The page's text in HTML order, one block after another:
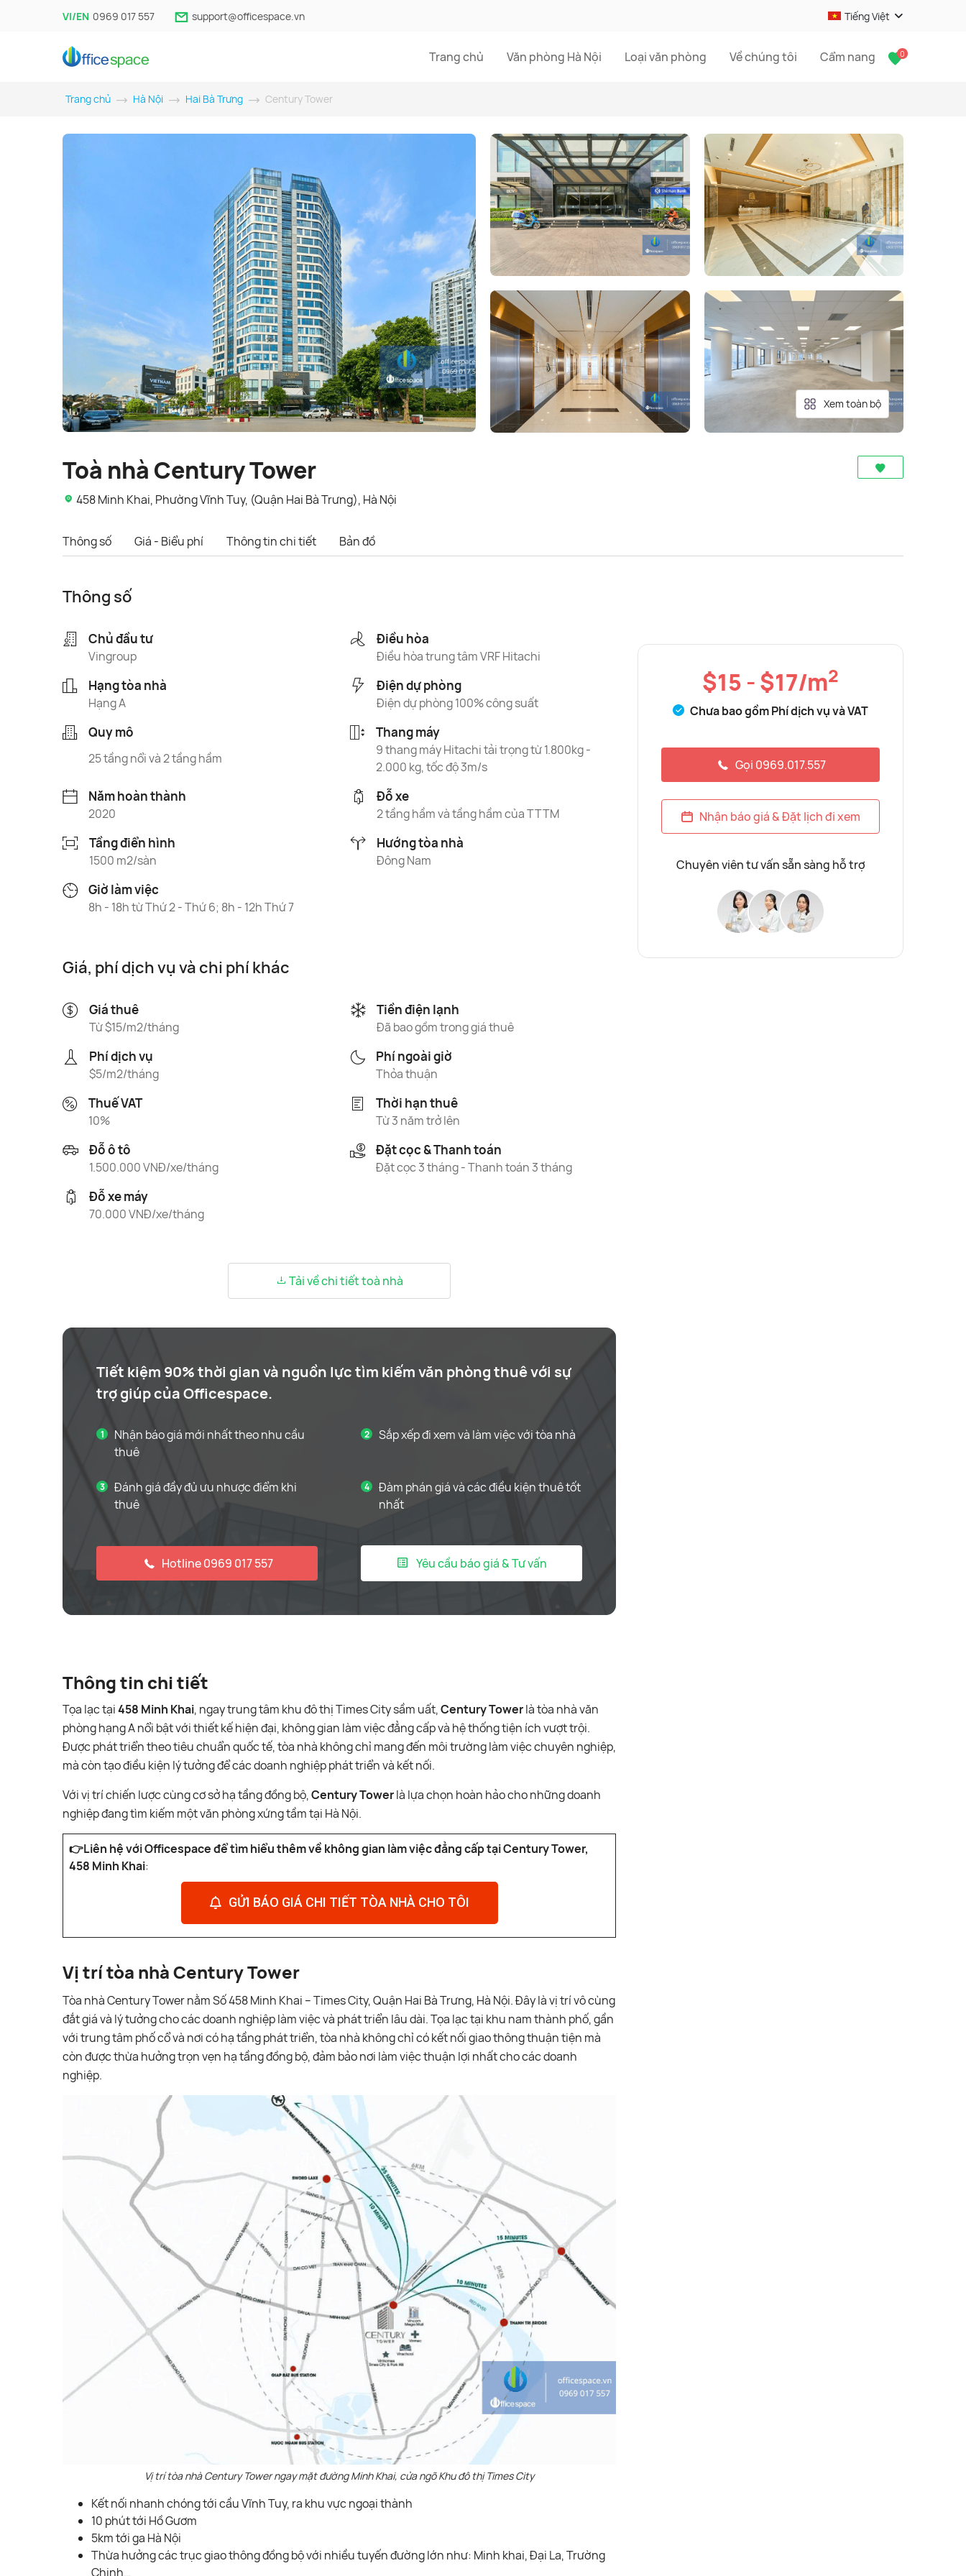
VI/EN 0969 017 557 support@officespace.vn Tiếng Việt
Trang chủ Văn phòng Hà Nội Loại văn phòng Về chúng tôi Cẩm nang 0
Trang chủ Hà Nội Hai Bà Trưng Century Tower
Xem toàn bộ
Toà nhà Century Tower
458 Minh Khai, Phường Vĩnh Tuy, (Quận Hai Bà Trưng), Hà Nội
Thông số Giá - Biểu phí Thông tin chi tiết Bản đồ
Thông số
Chủ đầu tư
Vingroup
Điều hòa
Điều hòa trung tâm VRF Hitachi
Hạng tòa nhà
Hạng A
Điện dự phòng
Điện dự phòng 100% công suất
Quy mô
25 tầng nổi và 2 tầng hầm
Thang máy
9 thang máy Hitachi tải trọng từ 1.800kg -
2.000 kg, tốc độ 3m/s
Năm hoàn thành
2020
Đỗ xe
2 tầng hầm và tầng hầm của TTTM
Tầng điển hình
1500 m2/sàn
Hướng tòa nhà
Đông Nam
Giờ làm việc
8h - 18h từ Thứ 2 - Thứ 6; 8h - 12h Thứ 7
Giá, phí dịch vụ và chi phí khác
Giá thuê
Từ $15/m2/tháng
Tiền điện lạnh
Đã bao gồm trong giá thuê
Phí dịch vụ
$5/m2/tháng
Phí ngoài giờ
Thỏa thuận
Thuế VAT
10%
Thời hạn thuê
Từ 3 năm trở lên
Đỗ ô tô
1.500.000 VNĐ/xe/tháng
Đặt cọc & Thanh toán
Đặt cọc 3 tháng - Thanh toán 3 tháng
Đỗ xe máy
70.000 VNĐ/xe/tháng
Tải về chi tiết toà nhà
Tiết kiệm 90% thời gian và nguồn lực tìm kiếm văn phòng thuê với sự
trợ giúp của Officespace.
Nhận báo giá mới nhất theo nhu cầu
thuê
Sắp xếp đi xem và làm việc với tòa nhà
Đánh giá đầy đủ ưu nhược điểm khi
thuê
Đàm phán giá và các điều kiện thuê tốt
nhất
Hotline 0969 017 557 Yêu cầu báo giá & Tư vấn
Thông tin chi tiết
Tọa lạc tại458 Minh Khai, ngay trung tâm khu đô thị Times City sầm uất,Century Towerlà tòa nhà văn
phòng hạng A nổi bật với thiết kế hiện đại, không gian làm việc đẳng cấp và hệ thống tiện ích vượt trội.
Được phát triển theo tiêu chuẩn quốc tế, tòa nhà không chỉ mang đến môi trường làm việc chuyên nghiệp,
mà còn tạo điều kiện lý tưởng để các doanh nghiệp phát triển và kết nối.
Với vị trí chiến lược cùng cơ sở hạ tầng đồng bộ,Century Towerlà lựa chọn hoàn hảo cho những doanh
nghiệp đang tìm kiếm một văn phòng xứng tầm tại Hà Nội.
👉Liên hệ với Officespace để tìm hiểu thêm về không gian làm việc đẳng cấp tại Century Tower,
458 Minh Khai:
GỬI BÁO GIÁ CHI TIẾT TÒA NHÀ CHO TÔI
Vị trí tòa nhà Century Tower
Tòa nhà Century Tower nằm Số 458 Minh Khai – Times City, Quận Hai Bà Trưng, Hà Nội. Đây là vị trí vô cùng
đắt giá và lý tưởng cho các doanh nghiệp làm việc và phát triển lâu dài. Tọa lạc tại khu nam thành phố, gần
với trung tâm phố cổ và nơi có hạ tầng phát triển, tòa nhà không chỉ có kết nối giao thông thuận tiện mà
còn được thừa hưởng trọn vẹn hạ tầng đồng bộ, đảm bảo nơi làm việc thuận lợi nhất cho các doanh
nghiệp.
Vị trí tòa nhà Century Tower ngay mặt đường Minh Khai, cửa ngõ Khu đô thị Times City
Kết nối nhanh chóng tới cầu Vĩnh Tuy, ra khu vực ngoại thành
10 phút tới Hồ Gươm
5km tới ga Hà Nội
Thừa hưởng các trục giao thông đồng bộ với nhiều tuyến đường lớn như: Minh khai, Đại La, Trường
Chinh…
$15 - $17/m2
Chưa bao gồm Phí dịch vụ và VAT
Gọi 0969.017.557
Nhận báo giá & Đặt lịch đi xem
Chuyên viên tư vấn sẵn sàng hỗ trợ